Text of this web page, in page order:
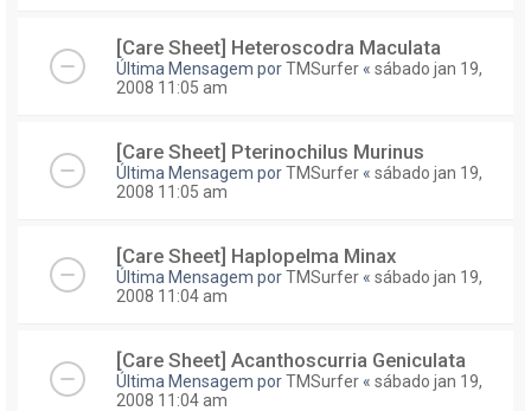
[Care Sheet] Heteroscodra Maculata
Última Mensagem porTMSurfer « sábado jan 19,
2008 11:05 am
[Care Sheet] Pterinochilus Murinus
Última Mensagem porTMSurfer « sábado jan 19,
2008 11:05 am
[Care Sheet] Haplopelma Minax
Última Mensagem porTMSurfer « sábado jan 19,
2008 11:04 am
[Care Sheet] Acanthoscurria Geniculata
Última Mensagem porTMSurfer « sábado jan 19,
2008 11:04 am